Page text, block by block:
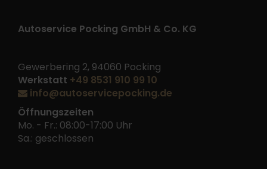
Autoservice Pocking GmbH & Co. KG
Gewerbering 2, 94060 Pocking
Werkstatt +49 8531 910 99 10
info@autoservicepocking.de
Öffnungszeiten
Mo. - Fr.: 08:00-17:00 Uhr
Sa.: geschlossen